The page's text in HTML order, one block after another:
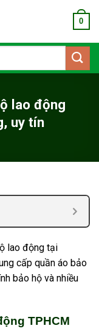
0
lao động
uy tín
lao động tại
cấp quần áo bảo
bảo hộ và nhiều
TPHCM